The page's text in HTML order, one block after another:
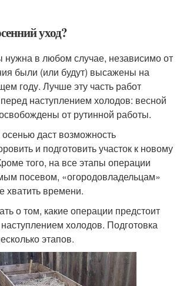
уход?
нужна в любом случае, независимо от
были (или будут) высажены на
году. Лучше эту часть работ
наступлением холодов: весной
от рутинной работы.
даст возможность
и подготовить участок к новому
того, на все этапы операции
посевом, «огородовладельцам»
хватить времени.
о том, какие операции предстоит
холодов. Подготовка
этапов.